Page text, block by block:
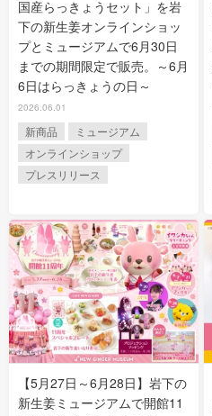
国産らっきょうセット」を岩
下の新生姜オンラインショッ
プとミュージアムで6月30日
までの期間限定で販売。～6月
6日はらっきょうの日～
2026.06.01
新商品
ミュージアム
オンラインショップ
プレスリリース
【5月27日～6月28日】岩下の
新生姜ミュージアムで開館11